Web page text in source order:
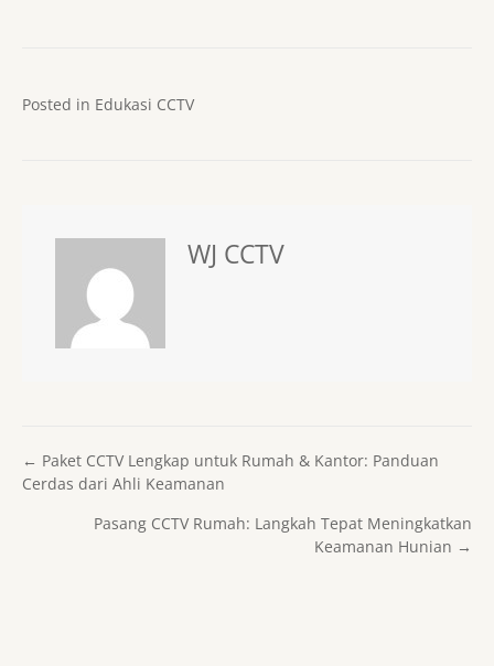
Posted in Edukasi CCTV
WJ CCTV
Posts navigation
← Paket CCTV Lengkap untuk Rumah & Kantor: Panduan
Cerdas dari Ahli Keamanan
Pasang CCTV Rumah: Langkah Tepat Meningkatkan
Keamanan Hunian →